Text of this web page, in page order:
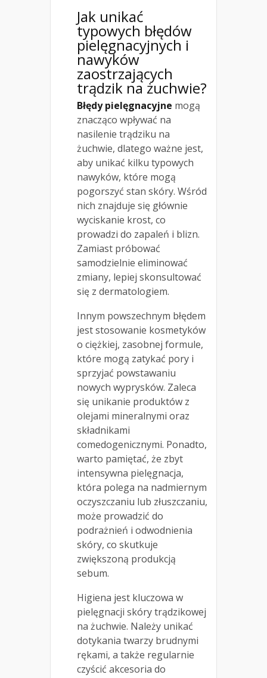
Jak unikać
typowych błędów
pielęgnacyjnych i
nawyków
zaostrzających
trądzik na żuchwie?
Błędy pielęgnacyjne mogą
znacząco wpływać na
nasilenie trądziku na
żuchwie, dlatego ważne jest,
aby unikać kilku typowych
nawyków, które mogą
pogorszyć stan skóry. Wśród
nich znajduje się głównie
wyciskanie krost, co
prowadzi do zapaleń i blizn.
Zamiast próbować
samodzielnie eliminować
zmiany, lepiej skonsultować
się z dermatologiem.
Innym powszechnym błędem
jest stosowanie kosmetyków
o ciężkiej, zasobnej formule,
które mogą zatykać pory i
sprzyjać powstawaniu
nowych wyprysków. Zaleca
się unikanie produktów z
olejami mineralnymi oraz
składnikami
comedogenicznymi. Ponadto,
warto pamiętać, że zbyt
intensywna pielęgnacja,
która polega na nadmiernym
oczyszczaniu lub złuszczaniu,
może prowadzić do
podrażnień i odwodnienia
skóry, co skutkuje
zwiększoną produkcją
sebum.
Higiena jest kluczowa w
pielęgnacji skóry trądzikowej
na żuchwie. Należy unikać
dotykania twarzy brudnymi
rękami, a także regularnie
czyścić akcesoria do